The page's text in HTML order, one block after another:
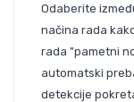
Odaberite
načina rada
rada "pametni
automatski
detekcije